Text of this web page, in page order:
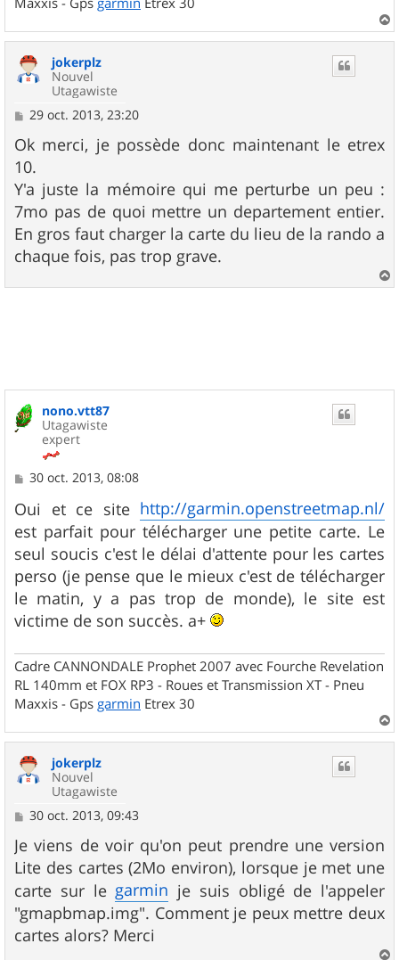
a
jokerplz
Nouvel
Utagawiste
M
s
s
a
g
e
29 oct. 2013, 23:20
Ok merci, je possède donc maintenant le etrex
10.
Y'a juste la mémoire qui me perturbe un peu :
7mo pas de quoi mettre un departement entier.
En gros faut charger la carte du lieu de la rando a
chaque fois, pas trop grave.
a
nono.vtt87
Utagawiste
expert
M
s
s
a
g
e
30 oct. 2013, 08:08
Oui et ce site http://garmin.openstreetmap.nl/
est parfait pour télécharger une petite carte. Le
seul soucis c'est le délai d'attente pour les cartes
perso (je pense que le mieux c'est de télécharger
le matin, y a pas trop de monde), le site est
victime de son succès. a+
Cadre CANNONDALE Prophet 2007 avec Fourche Revelation
RL 140mm et FOX RP3 - Roues et Transmission XT - Pneu
Maxxis - Gps garmin Etrex 30
a
jokerplz
Nouvel
Utagawiste
M
s
s
a
g
e
30 oct. 2013, 09:43
Je viens de voir qu'on peut prendre une version
Lite des cartes (2Mo environ), lorsque je met une
carte sur legarmin je suis obligé de l'appeler
"gmapbmap.img". Comment je peux mettre deux
cartes alors? Merci